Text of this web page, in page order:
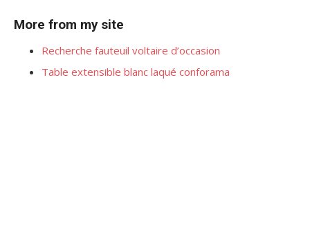
More from my site
Recherche fauteuil voltaire d’occasion
Table extensible blanc laqué conforama